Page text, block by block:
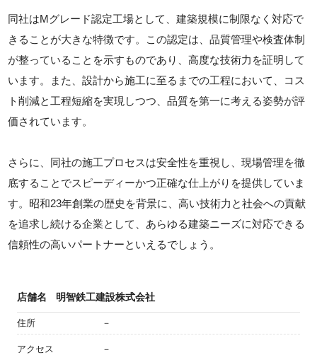
同社はMグレード認定工場として、建築規模に制限なく対応で
きることが大きな特徴です。この認定は、品質管理や検査体制
が整っていることを示すものであり、高度な技術力を証明して
います。また、設計から施工に至るまでの工程において、コス
ト削減と工程短縮を実現しつつ、品質を第一に考える姿勢が評
価されています。
さらに、同社の施工プロセスは安全性を重視し、現場管理を徹
底することでスピーディーかつ正確な仕上がりを提供していま
す。昭和23年創業の歴史を背景に、高い技術力と社会への貢献
を追求し続ける企業として、あらゆる建築ニーズに対応できる
信頼性の高いパートナーといえるでしょう。
店舗名 明智鉄工建設株式会社
住所 －
アクセス －